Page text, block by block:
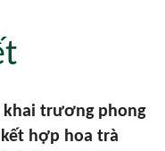
khai trương phong
hợp hoa trà